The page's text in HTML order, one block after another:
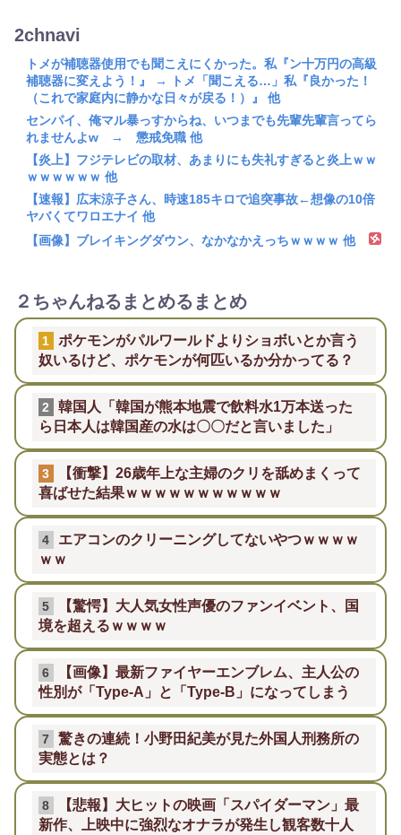
2chnavi
トメが補聴器使用でも聞こえにくかった。私『ン十万円の高級
補聴器に変えよう！』 → トメ「聞こえる…」私『良かった！
（これで家庭内に静かな日々が戻る！）』 他
センパイ、俺マル暴っすからね、いつまでも先輩先輩言ってら
れませんよw → 懲戒免職 他
【炎上】フジテレビの取材、あまりにも失礼すぎると炎上ｗｗ
ｗｗｗｗｗｗ 他
【速報】広末涼子さん、時速185キロで追突事故←想像の10倍
ヤバくてワロエナイ 他
【画像】ブレイキングダウン、なかなかえっちｗｗｗｗ 他
２ちゃんねるまとめるまとめ
1
ポケモンがパルワールドよりショボいとか言う
奴いるけど、ポケモンが何匹いるか分かってる？
2
韓国人「韓国が熊本地震で飲料水1万本送った
ら日本人は韓国産の水は〇〇だと言いました」
3
【衝撃】26歳年上な主婦のクリを舐めまくって
喜ばせた結果ｗｗｗｗｗｗｗｗｗｗｗ
4
エアコンのクリーニングしてないやつｗｗｗｗ
ｗｗ
5
【驚愕】大人気女性声優のファンイベント、国
境を超えるｗｗｗｗ
6
【画像】最新ファイヤーエンブレム、主人公の
性別が「Type-A」と「Type-B」になってしまう
7
驚きの連続！小野田紀美が見た外国人刑務所の
実態とは？
8
【悲報】大ヒットの映画「スパイダーマン」最
新作、上映中に強烈なオナラが発生し観客数十人